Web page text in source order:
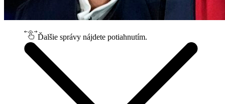
Ďalšie správy nájdete potiahnutím.